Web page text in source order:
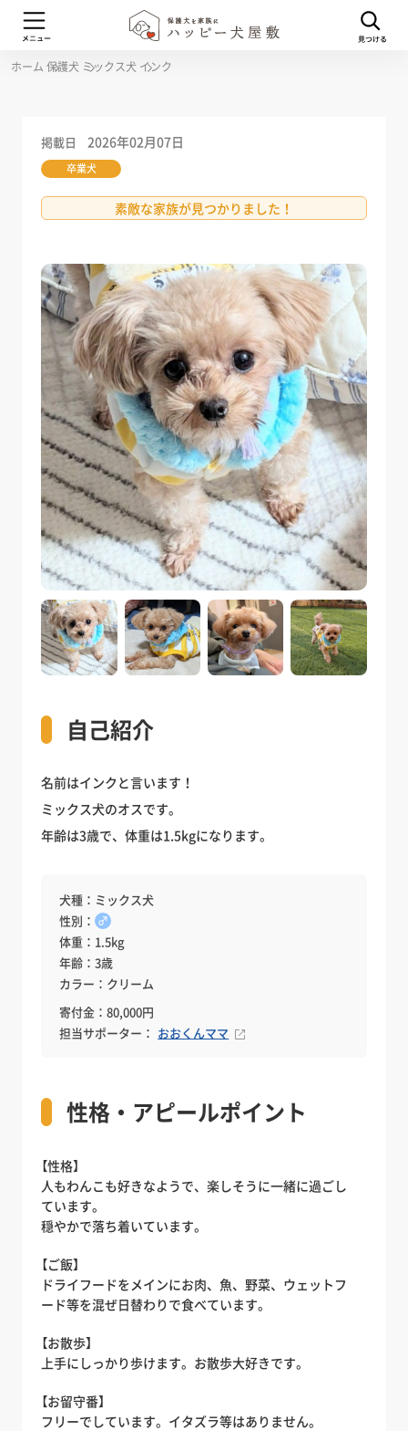
ホーム 保護犬 ミックス犬 インク
掲載日 2026年02月07日
卒業犬
素敵な家族が見つかりました！
自己紹介
名前はインクと言います！
ミックス犬のオスです。
年齢は3歳で、体重は1.5kgになります。
犬種：ミックス犬
性別： ♂
体重：1.5kg
年齢：3歳
カラー：クリーム
寄付金：80,000円
担当サポーター： おおくんママ
性格・アピールポイント
【性格】
人もわんこも好きなようで、楽しそうに一緒に過ごし
ています。
穏やかで落ち着いています。
【ご飯】
ドライフードをメインにお肉、魚、野菜、ウェットフ
ード等を混ぜ日替わりで食べています。
【お散歩】
上手にしっかり歩けます。お散歩大好きです。
【お留守番】
フリーでしています。イタズラ等はありません。